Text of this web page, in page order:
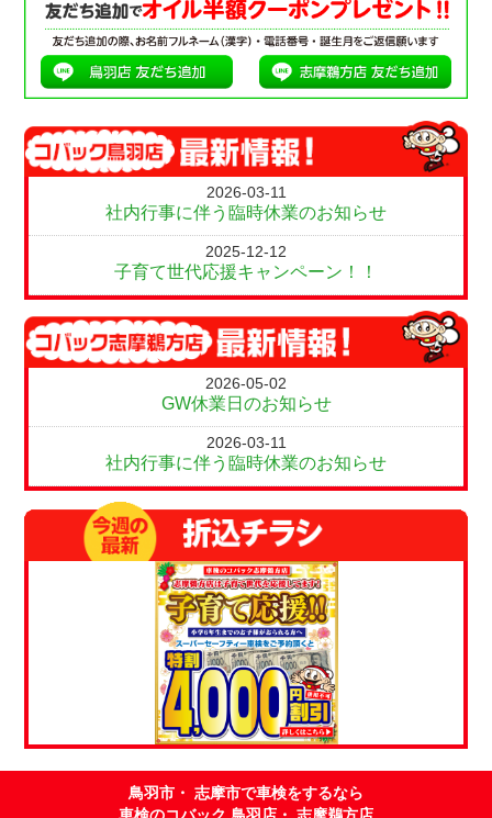
2026-03-11
社内行事に伴う臨時休業のお知らせ
2025-12-12
子育て世代応援キャンペーン！！
2026-05-02
GW休業日のお知らせ
2026-03-11
社内行事に伴う臨時休業のお知らせ
鳥羽市・ 志摩市で車検をするなら
車検のコバック 鳥羽店・ 志摩鵜方店